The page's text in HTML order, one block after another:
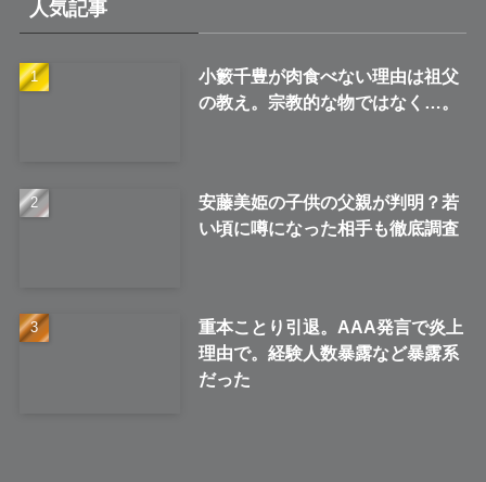
ブ
人気記事
小籔千豊が肉食べない理由は祖父
の教え。宗教的な物ではなく…。
安藤美姫の子供の父親が判明？若
い頃に噂になった相手も徹底調査
重本ことり引退。AAA発言で炎上
理由で。経験人数暴露など暴露系
だった